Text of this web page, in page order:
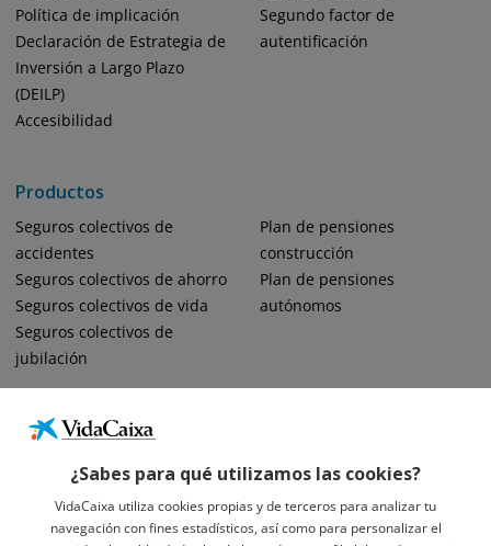
¿Sabes para qué utilizamos las cookies?
VidaCaixa utiliza cookies propias y de terceros para analizar tu
navegación con fines estadísticos, así como para personalizar el
Política de implicación
Declaración de Estrategia de
Inversión a Largo Plazo
(DEILP)
Accesibilidad
Productos
Seguros colectivos de
accidentes
Seguros colectivos de ahorro
Seguros colectivos de vida
Seguros colectivos de
jubilación
Plan de pensiones
construcción
Plan de pensiones
autónomos
Segundo factor de
autentificación
Informació Legal Sobre VidaCaixa, S.A.